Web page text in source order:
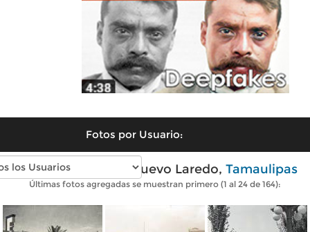
Fotos por Usuario:
Fotos antiguas de Nuevo Laredo, Tamaulipas
Últimas fotos agregadas se muestran primero (1 al 24 de 164):